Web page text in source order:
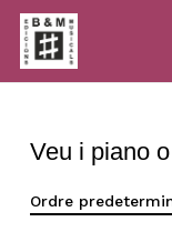
Skip
main
content
Veu i piano
Ordre